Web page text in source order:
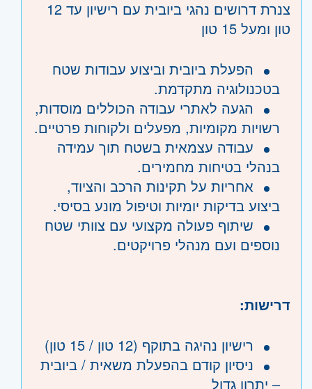
צנרת דרושים נהגי ביובית עם רישיון עד 12
טון ומעל 15 טון
הפעלת ביובית וביצוע עבודות שטח
בטכנולוגיה מתקדמת.
הגעה לאתרי עבודה הכוללים מוסדות,
רשויות מקומיות, מפעלים ולקוחות פרטיים.
עבודה עצמאית בשטח תוך עמידה
בנהלי בטיחות מחמירים.
אחריות על תקינות הרכב והציוד,
ביצוע בדיקות יומיות וטיפול מונע בסיסי.
שיתוף פעולה מקצועי עם צוותי שטח
נוספים ועם מנהלי פרויקטים.
דרישות:
רישיון נהיגה בתוקף (12 טון / 15 טון)
ניסיון קודם בהפעלת משאית / ביובית
– יתרון גדול